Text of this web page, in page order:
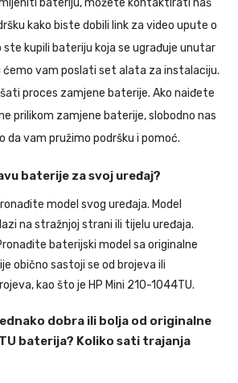
bateriju, možete kontaktirati naš
kako biste dobili link za video upute o
ste kupili bateriju koja se ugrađuje unutar
ćemo vam poslati set alata za instalaciju.
proces zamjene baterije. Ako naiđete
prilikom zamjene baterije, slobodno nas
da vam pružimo podršku i pomoć.
baterije za svoj uređaj?
model svog uređaja. Model
na stražnjoj strani ili tijelu uređaja.
baterijski model sa originalne
obično sastoji se od brojeva ili
kao što je HP Mini 210-1044TU.
dobra ili bolja od originalne
baterija? Koliko sati trajanja